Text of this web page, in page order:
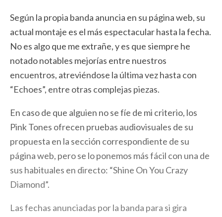
Según la propia banda anuncia en su página web, su
actual montaje es el más espectacular hasta la fecha.
No es algo que me extrañe, y es que siempre he
notado notables mejorías entre nuestros
encuentros, atreviéndose la última vez hasta con
“Echoes”, entre otras complejas piezas.
En caso de que alguien no se fíe de mi criterio, los
Pink Tones ofrecen pruebas audiovisuales de su
propuesta en la sección correspondiente de su
página web, pero se lo ponemos más fácil con una de
sus habituales en directo: “Shine On You Crazy
Diamond”.
Las fechas anunciadas por la banda para si gira